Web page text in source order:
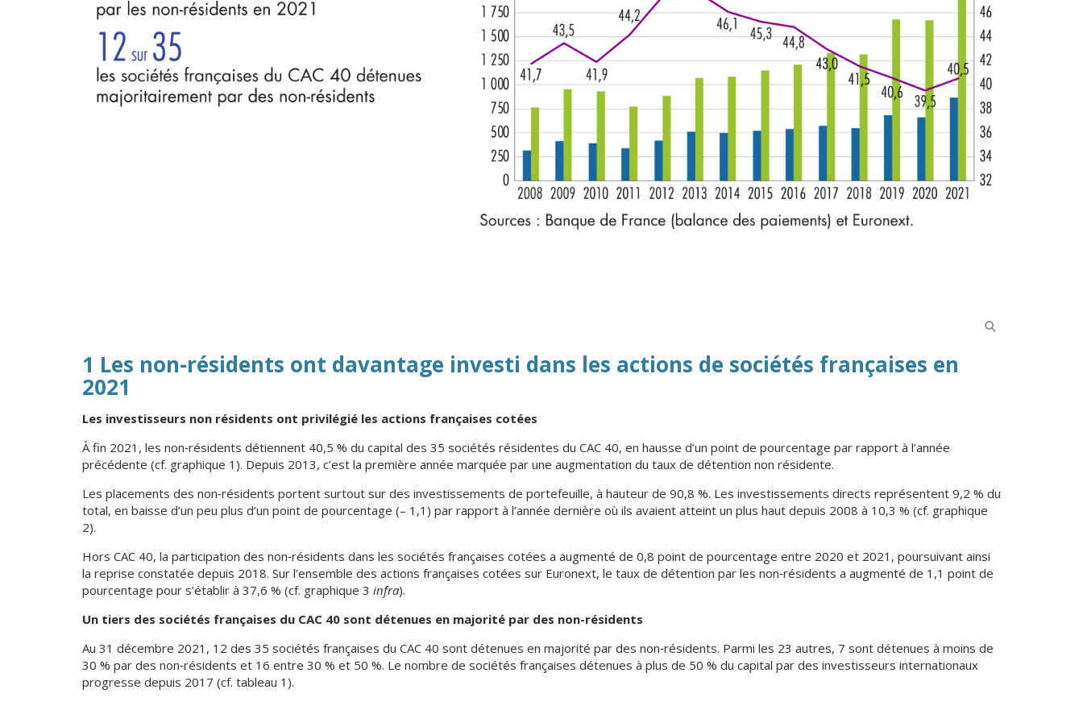
1 Les non-résidents ont davantage investi dans les actions de sociétés françaises en
2021
Les investisseurs non résidents ont privilégié les actions françaises cotées
À fin 2021, les non‑résidents détiennent 40,5 % du capital des 35 sociétés résidentes du CAC 40, en hausse d’un point de pourcentage par rapport à l’année
précédente (cf. graphique 1). Depuis 2013, c’est la première année marquée par une augmentation du taux de détention non résidente.
Les placements des non‑résidents portent surtout sur des investissements de portefeuille, à hauteur de 90,8 %. Les investissements directs représentent 9,2 % du
total, en baisse d’un peu plus d’un point de pourcentage (– 1,1) par rapport à l’année dernière où ils avaient atteint un plus haut depuis 2008 à 10,3 % (cf. graphique
2).
Hors CAC 40, la participation des non‑résidents dans les sociétés françaises cotées a augmenté de 0,8 point de pourcentage entre 2020 et 2021, poursuivant ainsi
la reprise constatée depuis 2018. Sur l’ensemble des actions françaises cotées sur Euronext, le taux de détention par les non‑résidents a augmenté de 1,1 point de
pourcentage pour s’établir à 37,6 % (cf. graphique 3 infra).
Un tiers des sociétés françaises du CAC 40 sont détenues en majorité par des non-résidents
Au 31 décembre 2021, 12 des 35 sociétés françaises du CAC 40 sont détenues en majorité par des non‑résidents. Parmi les 23 autres, 7 sont détenues à moins de
30 % par des non‑résidents et 16 entre 30 % et 50 %. Le nombre de sociétés françaises détenues à plus de 50 % du capital par des investisseurs internationaux
progresse depuis 2017 (cf. tableau 1).